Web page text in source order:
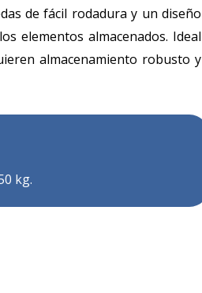
de fácil rodadura y un diseño
elementos almacenados. Ideal
almacenamiento robusto y
kg.